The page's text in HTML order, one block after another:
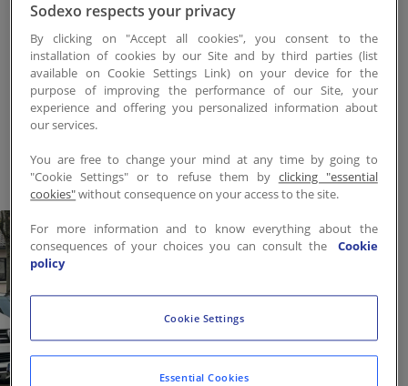
chaque troisième samedi de
novembre, nous avons relevé le
Tree Plant Challenge, un défi
qui soutient le reboisement et
le verdissement urbain.
Sodexo respects your privacy
By clicking on "Accept all cookies", you consent to the
installation of cookies by our Site and by third parties (list
available on Cookie Settings Link) on your device for the
purpose of improving the performance of our Site, your
experience and offering you personalized information about
our services.
You are free to change your mind at any time by going to
"Cookie Settings" or to refuse them by clicking "essential
cookies"without consequence on your access to the site.
For more information and to know everything about the
consequences of your choices you can consult the
Cookie
policy
Cookie Settings
Essential Cookies